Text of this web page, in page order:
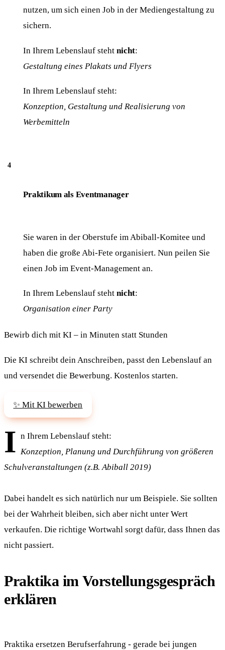
nutzen, um sich einen Job in der Mediengestaltung zu
sichern.
In Ihrem Lebenslauf stehtnicht:
Gestaltung eines Plakats und Flyers
In Ihrem Lebenslauf steht:
Konzeption, Gestaltung und Realisierung von
Werbemitteln
Praktikum als Eventmanager
Sie waren in der Oberstufe im Abiball-Komitee und
haben die große Abi-Fete organisiert. Nun peilen Sie
einen Job im Event-Management an.
In Ihrem Lebenslauf stehtnicht:
Organisation einer Party
Bewirb dich mit KI – in Minuten statt Stunden
Die KI schreibt dein Anschreiben, passt den Lebenslauf an
und versendet die Bewerbung. Kostenlos starten.
✨ Mit KI bewerben
I n Ihrem Lebenslauf steht:
Konzeption, Planung und Durchführung von größeren
Schulveranstaltungen (z.B. Abiball 2019)
Dabei handelt es sich natürlich nur um Beispiele. Sie sollten
bei der Wahrheit bleiben, sich aber nicht unter Wert
verkaufen. Die richtige Wortwahl sorgt dafür, dass Ihnen das
nicht passiert.
Praktika im Vorstellungsgespräch
erklären
Praktika ersetzen Berufserfahrung - gerade bei jungen